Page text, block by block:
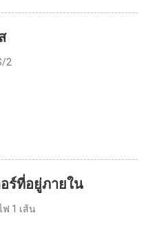
2
ร์ที่อยู่ภายใน
1 เส้น